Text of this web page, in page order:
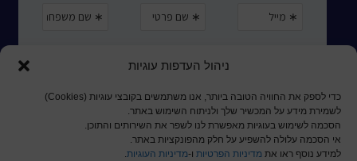
ניהול העדפות עוגיות
כדי לספק את החוויה הטובה ביותר, אנו משתמשים בקובצי עוגיות (Cookies)
לשמירת מידע על המכשיר שלך ולניתוח השימוש באתר.
הסכמה לשימוש בעוגיות מאפשרת לנו לשפר את השירותים והתוכן.
אי הסכמה עלולה להשפיע על חלק מהפונקציות באתר.
למידע נוסף ראו את מדיניות הפרטיות ו-מדיניות העוגיות.